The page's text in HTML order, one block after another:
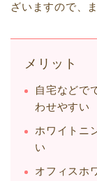
ざいますので、
メリット
自宅などで
わせやすい
ホワイトニ
い
オフィスホ